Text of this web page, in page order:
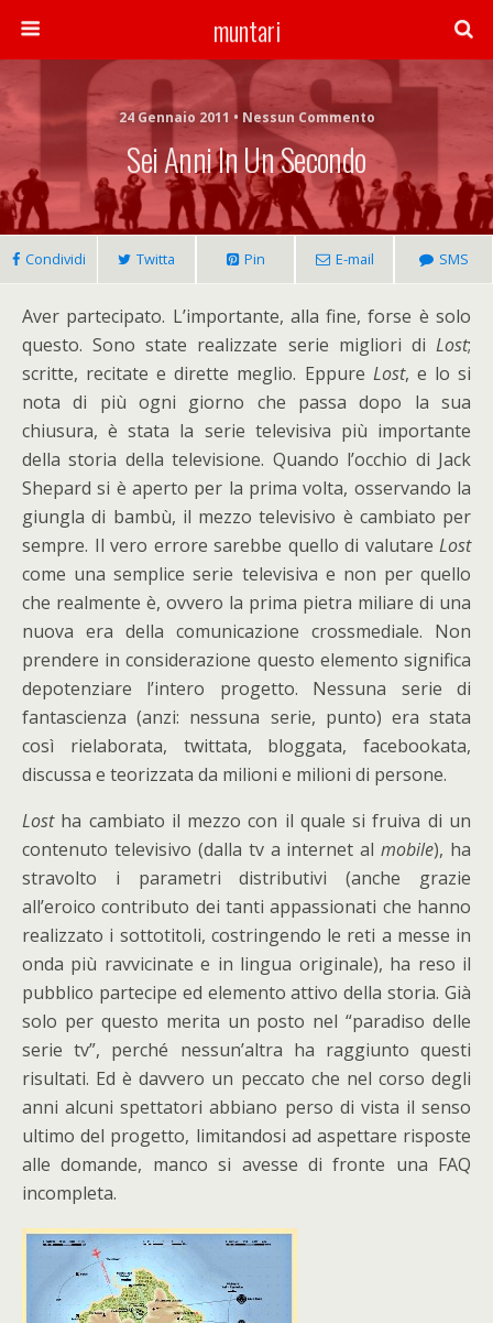
muntari
24 Gennaio 2011 • Nessun Commento
Sei Anni In Un Secondo
Condividi Twitta Pin E-mail SMS
Aver partecipato. L’importante, alla fine, forse è solo
questo. Sono state realizzate serie migliori di Lost;
scritte, recitate e dirette meglio. Eppure Lost, e lo si
nota di più ogni giorno che passa dopo la sua
chiusura, è stata la serie televisiva più importante
della storia della televisione. Quando l’occhio di Jack
Shepard si è aperto per la prima volta, osservando la
giungla di bambù, il mezzo televisivo è cambiato per
sempre. Il vero errore sarebbe quello di valutare Lost
come una semplice serie televisiva e non per quello
che realmente è, ovvero la prima pietra miliare di una
nuova era della comunicazione crossmediale. Non
prendere in considerazione questo elemento significa
depotenziare l’intero progetto. Nessuna serie di
fantascienza (anzi: nessuna serie, punto) era stata
così rielaborata, twittata, bloggata, facebookata,
discussa e teorizzata da milioni e milioni di persone.
Lostha cambiato il mezzo con il quale si fruiva di un
contenuto televisivo (dalla tv a internet almobile), ha
stravolto i parametri distributivi (anche grazie
all’eroico contributo dei tanti appassionati che hanno
realizzato i sottotitoli, costringendo le reti a messe in
onda più ravvicinate e in lingua originale), ha reso il
pubblico partecipe ed elemento attivo della storia. Già
solo per questo merita un posto nel “paradiso delle
serie tv”, perché nessun’altra ha raggiunto questi
risultati. Ed è davvero un peccato che nel corso degli
anni alcuni spettatori abbiano perso di vista il senso
ultimo del progetto, limitandosi ad aspettare risposte
alle domande, manco si avesse di fronte una FAQ
incompleta.